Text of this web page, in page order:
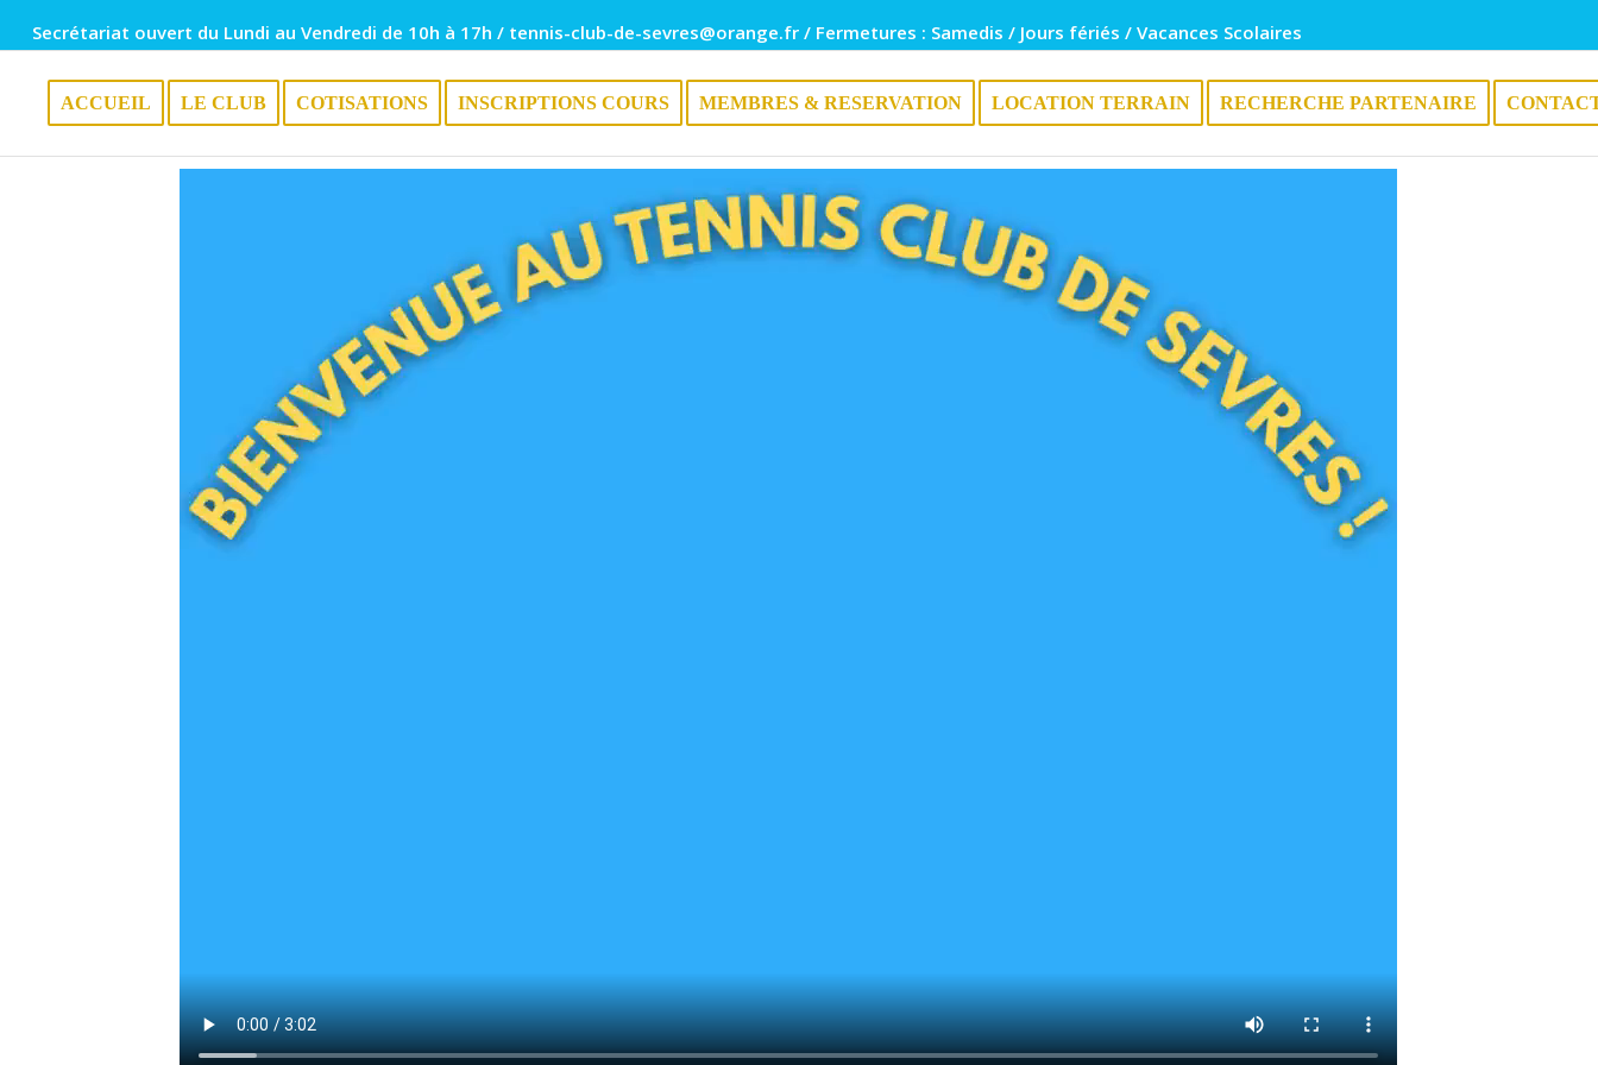
Secrétariat ouvert du Lundi au Vendredi de 10h à 17h / tennis-club-de-sevres@orange.fr / Fermetures : Samedis / Jours fériés / Vacances Scolaires
ACCUEIL LE CLUB COTISATIONS INSCRIPTIONS COURS MEMBRES & RESERVATION LOCATION TERRAIN RECHERCHE PARTENAIRE